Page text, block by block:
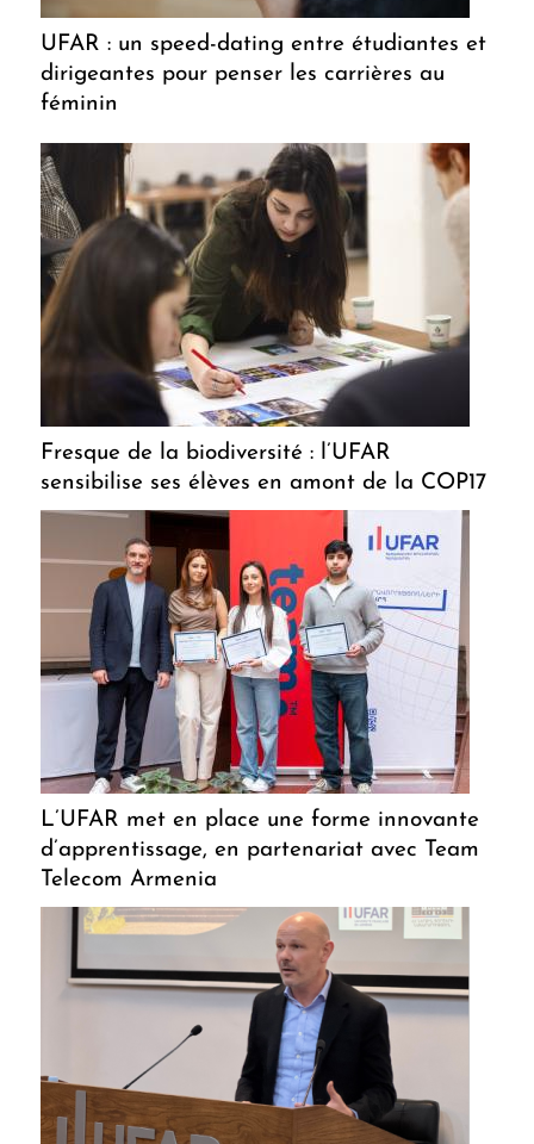
UFAR : un speed-dating entre étudiantes et
dirigeantes pour penser les carrières au
féminin
Fresque de la biodiversité : l’UFAR
sensibilise ses élèves en amont de la COP17
L’UFAR met en place une forme innovante
d’apprentissage, en partenariat avec Team
Telecom Armenia